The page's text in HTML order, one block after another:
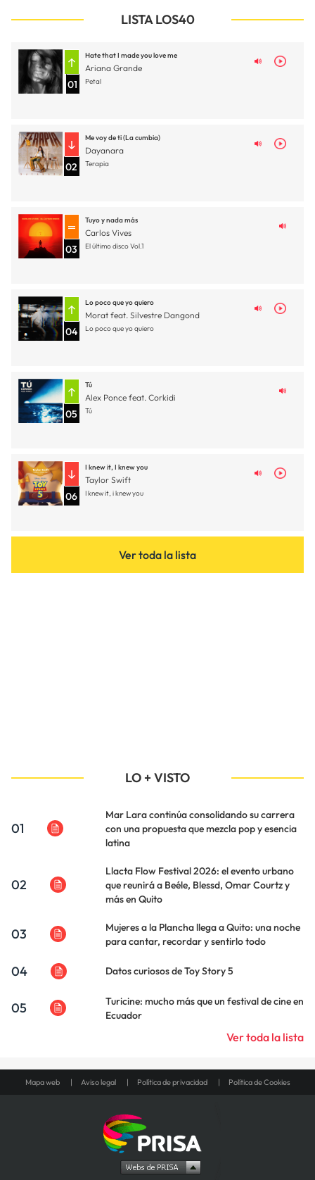
LISTA LOS40
01
Hate that I made you love me
Ariana Grande
Petal
02
Me voy de ti (La cumbia)
Dayanara
Terapia
03
Tuyo y nada más
Carlos Vives
El último disco Vol.1
04
Lo poco que yo quiero
Morat feat. Silvestre Dangond
Lo poco que yo quiero
05
Tú
Alex Ponce feat. Corkidi
Tú
06
I knew it, I knew you
Taylor Swift
I knew it, i knew you
Ver toda la lista
LO + VISTO
01
Mar Lara continúa consolidando su carrera
con una propuesta que mezcla pop y esencia
latina
02
Llacta Flow Festival 2026: el evento urbano
que reunirá a Beéle, Blessd, Omar Courtz y
más en Quito
03
Mujeres a la Plancha llega a Quito: una noche
para cantar, recordar y sentirlo todo
04 Datos curiosos de Toy Story 5
05
Turicine: mucho más que un festival de cine en
Ecuador
Ver toda la lista
Mapa web Aviso legal Política de privacidad Política de Cookies